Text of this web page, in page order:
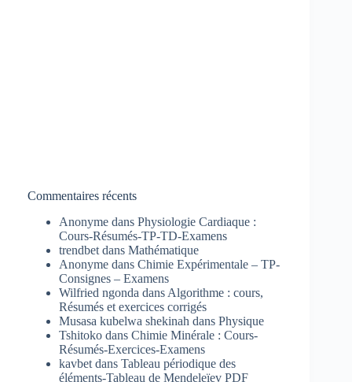
Commentaires récents
Anonyme dans Physiologie Cardiaque :
Cours-Résumés-TP-TD-Examens
trendbet dans Mathématique
Anonyme dans Chimie Expérimentale – TP-
Consignes – Examens
Wilfried ngonda dans Algorithme : cours,
Résumés et exercices corrigés
Musasa kubelwa shekinah dans Physique
Tshitoko dans Chimie Minérale : Cours-
Résumés-Exercices-Examens
kavbet dans Tableau périodique des
éléments-Tableau de Mendeleïev PDF